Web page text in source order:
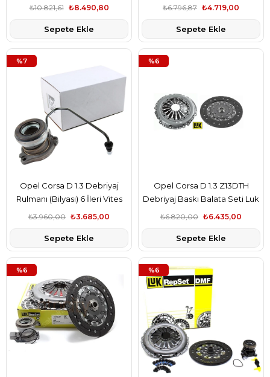
Rulmanı Seti.Luk Marka
₺8.490,80
₺10.821,61
Sepete Ekle
₺4.719,00
₺6.796,87
Sepete Ekle
Opel Corsa D 1.3 Debriyaj
Rulmanı (Bilyası) 6 İleri Vites
Gm Marka₺3.685,00
₺3.960,00
Sepete Ekle
%7
Opel Corsa D 1.3 Z13DTH
Debriyaj Baskı Balata Seti Luk
Marka₺6.435,00
₺6.820,00
Sepete Ekle
%6
%6 %6